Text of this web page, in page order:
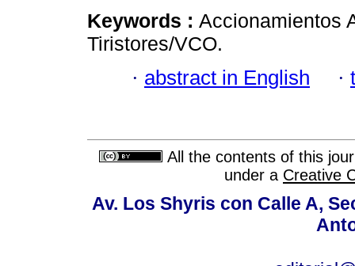
Keywords : Accionamientos
Tiristores/VCO.
· abstract in English ·
All the contents of this
under a Creative
Av. Los Shyris con Calle A,